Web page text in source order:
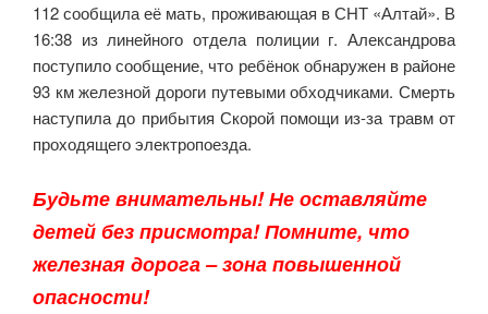
112 сообщила её мать, проживающая в СНТ «Алтай». В
16:38 из линейного отдела полиции г. Александрова
поступило сообщение, что ребёнок обнаружен в районе
93 км железной дороги путевыми обходчиками. Смерть
наступила до прибытия Скорой помощи из-за травм от
проходящего электропоезда.
Будьте внимательны! Не оставляйте
детей без присмотра! Помните, что
железная дорога – зона повышенной
опасности!